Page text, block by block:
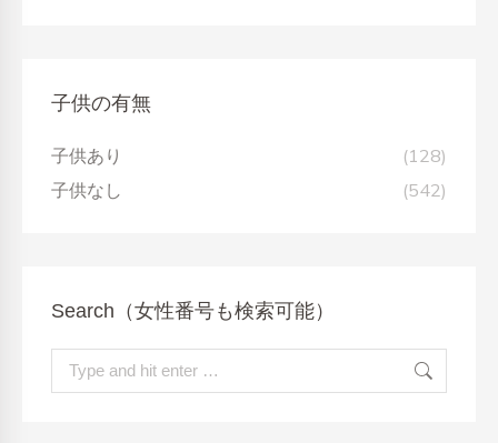
子供の有無
子供あり
(128)
子供なし
(542)
Search（女性番号も検索可能）
Search: